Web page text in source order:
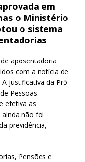
em
o Ministério
o sistema
aposentadoria
com a notícia de
justificativa da Pró-
Pessoas
efetiva as
não foi
previdência,
Pensões e